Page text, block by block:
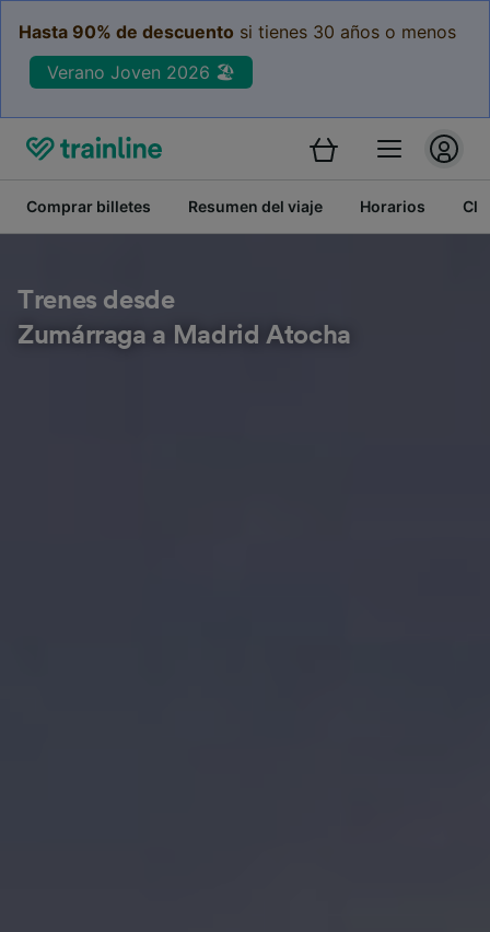
Hasta 90% de descuento si tienes 30 años o menos
Verano Joven 2026 🏖️
Comprar billetes Resumen del viaje Horarios
Trenes desde
Zumárraga a Madrid Atocha